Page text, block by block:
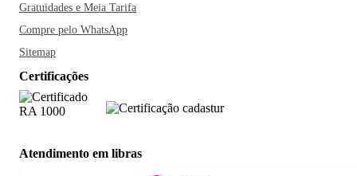
Sorria, você está na Bahia!
Gratuidades e Meia Tarifa
Compre pelo WhatsApp
Sitemap
Certificações
Atendimento em libras